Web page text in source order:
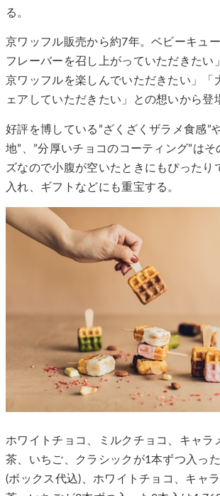
る。
京ワッフル販売から約7年。ベビーキュ
フレーバーを召し上がっていただきたい
京ワッフルを楽しんでいただきたい」「
ェアしていただきたい」との想いから登
好評を博している”ざくざくザラメ食感”
地”、”分厚いチョコのコーティング”は
ズなので小腹が空いたときにもぴったり
入れ、ギフトなどにも重宝する。
ホワイトチョコ、ミルクチョコ、キャラ
茶、いちご、クラシックが1本ずつ入っ
(ボックス代込)、ホワイトチョコ、キャ